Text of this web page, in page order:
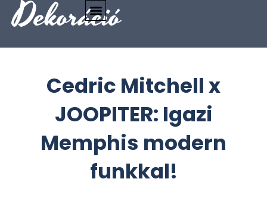
Dekoráció
Cedric Mitchell x
JOOPITER: Igazi
Memphis modern
funkkal!